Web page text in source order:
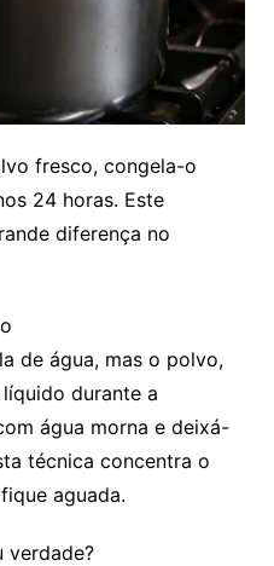
fresco, congela-o
24 horas. Este
diferença no
de água, mas o polvo,
durante a
água morna e deixá-
técnica concentra o
aguada.
verdade?